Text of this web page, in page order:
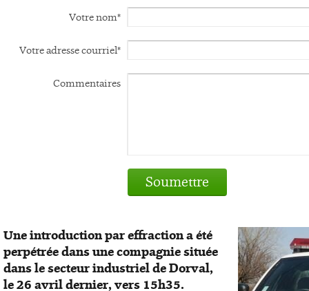
Votre nom*
Votre adresse courriel*
Commentaires
Soumettre
Une introduction par effraction a été
perpétrée dans une compagnie située
dans le secteur industriel de Dorval,
le 26 avril dernier, vers 15h35.